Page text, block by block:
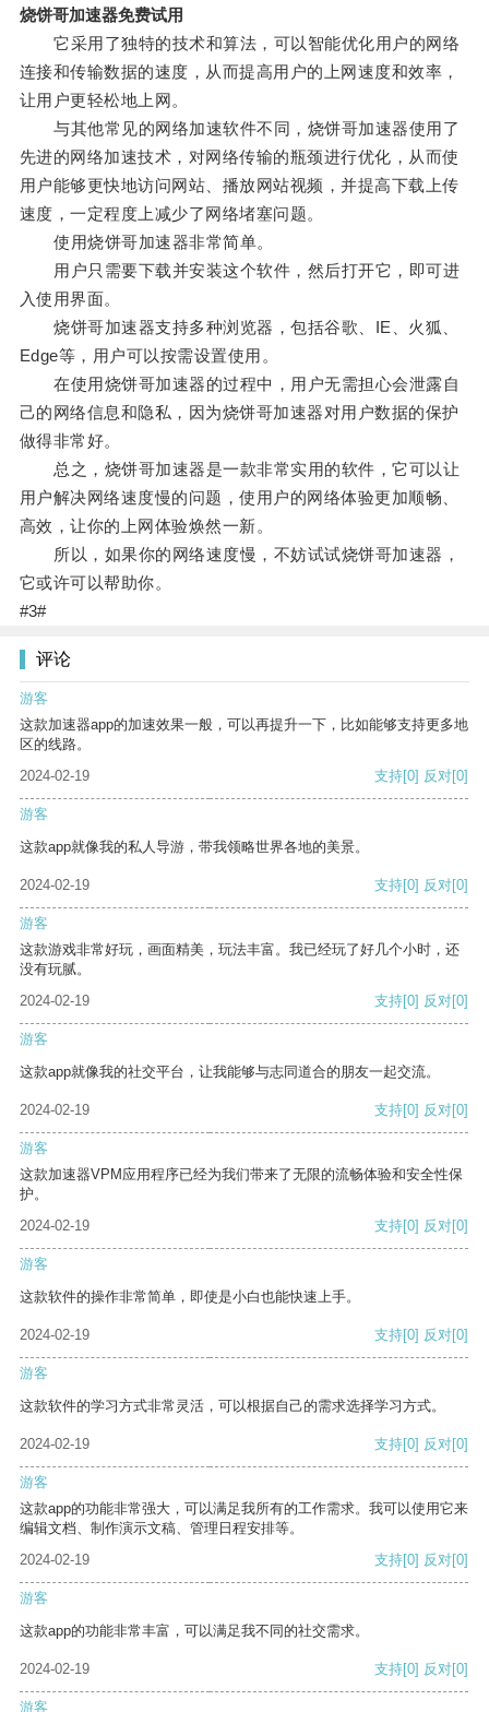
烧饼哥加速器免费试用
它采用了独特的技术和算法，可以智能优化用户的网络
连接和传输数据的速度，从而提高用户的上网速度和效率，
让用户更轻松地上网。
与其他常见的网络加速软件不同，烧饼哥加速器使用了
先进的网络加速技术，对网络传输的瓶颈进行优化，从而使
用户能够更快地访问网站、播放网站视频，并提高下载上传
速度，一定程度上减少了网络堵塞问题。
使用烧饼哥加速器非常简单。
用户只需要下载并安装这个软件，然后打开它，即可进
入使用界面。
烧饼哥加速器支持多种浏览器，包括谷歌、IE、火狐、
Edge等，用户可以按需设置使用。
在使用烧饼哥加速器的过程中，用户无需担心会泄露自
己的网络信息和隐私，因为烧饼哥加速器对用户数据的保护
做得非常好。
总之，烧饼哥加速器是一款非常实用的软件，它可以让
用户解决网络速度慢的问题，使用户的网络体验更加顺畅、
高效，让你的上网体验焕然一新。
所以，如果你的网络速度慢，不妨试试烧饼哥加速器，
它或许可以帮助你。
#3#
评论
游客
这款加速器app的加速效果一般，可以再提升一下，比如能够支持更多地
区的线路。
2024-02-19
支持[0] 反对[0]
游客
这款app就像我的私人导游，带我领略世界各地的美景。
2024-02-19 支持[0] 反对[0]
游客
这款游戏非常好玩，画面精美，玩法丰富。我已经玩了好几个小时，还
没有玩腻。
2024-02-19
支持[0] 反对[0]
游客
这款app就像我的社交平台，让我能够与志同道合的朋友一起交流。
2024-02-19 支持[0] 反对[0]
游客
这款加速器VPM应用程序已经为我们带来了无限的流畅体验和安全性保
护。
2024-02-19
支持[0] 反对[0]
游客
这款软件的操作非常简单，即使是小白也能快速上手。
2024-02-19 支持[0] 反对[0]
游客
这款软件的学习方式非常灵活，可以根据自己的需求选择学习方式。
2024-02-19 支持[0] 反对[0]
游客
这款app的功能非常强大，可以满足我所有的工作需求。我可以使用它来
编辑文档、制作演示文稿、管理日程安排等。
2024-02-19
支持[0] 反对[0]
游客
这款app的功能非常丰富，可以满足我不同的社交需求。
2024-02-19 支持[0] 反对[0]
游客